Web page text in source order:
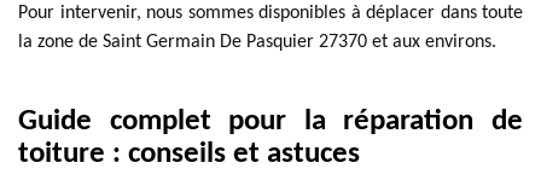
Pour intervenir, nous sommes disponibles à déplacer dans toute
la zone de Saint Germain De Pasquier 27370 et aux environs.
Guide complet pour la réparation de
toiture : conseils et astuces